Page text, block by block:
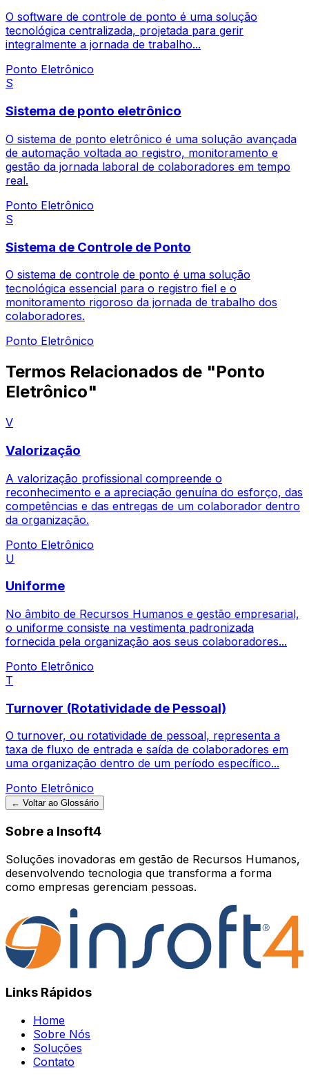
O software de controle de ponto é uma solução
tecnológica centralizada, projetada para gerir
integralmente a jornada de trabalho...
Ponto Eletrônico
S
Sistema de ponto eletrônico
O sistema de ponto eletrônico é uma solução avançada
de automação voltada ao registro, monitoramento e
gestão da jornada laboral de colaboradores em tempo
real.
Ponto Eletrônico
S
Sistema de Controle de Ponto
O sistema de controle de ponto é uma solução
tecnológica essencial para o registro fiel e o
monitoramento rigoroso da jornada de trabalho dos
colaboradores.
Ponto Eletrônico
Termos Relacionados de "Ponto
Eletrônico"
V
Valorização
A valorização profissional compreende o
reconhecimento e a apreciação genuína do esforço, das
competências e das entregas de um colaborador dentro
da organização.
Ponto Eletrônico
U
Uniforme
No âmbito de Recursos Humanos e gestão empresarial,
o uniforme consiste na vestimenta padronizada
fornecida pela organização aos seus colaboradores...
Ponto Eletrônico
T
Turnover (Rotatividade de Pessoal)
O turnover, ou rotatividade de pessoal, representa a
taxa de fluxo de entrada e saída de colaboradores em
uma organização dentro de um período específico...
Ponto Eletrônico
← Voltar ao Glossário
Sobre a Insoft4
Soluções inovadoras em gestão de Recursos Humanos,
desenvolvendo tecnologia que transforma a forma
como empresas gerenciam pessoas.
Links Rápidos
Home
Sobre Nós
Soluções
Contato